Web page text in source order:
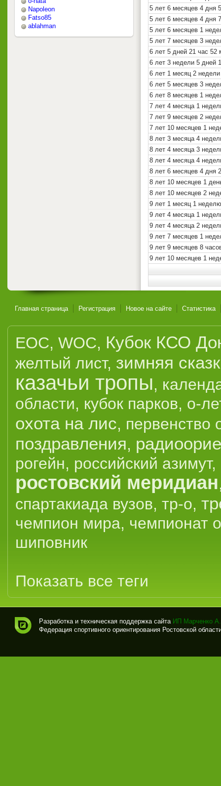
5 лет 6 месяцев 4 дня
5 лет 6 месяцев 4 дня
5 лет 6 месяцев 1
5 лет 7 месяцев 3
6 лет 5 дней 21 час 52
6 лет 3 недели 5 дней
6 лет 1 месяц 2
6 лет 5 месяцев 3
6 лет 8 месяцев 1
7 лет 4 месяца 1
7 лет 9 месяцев 2
7 лет 10 месяцев 1
8 лет 3 месяца 4
8 лет 4 месяца 3
8 лет 4 месяца 4
8 лет 6 месяцев 4 дня
8 лет 10 месяцев 1
8 лет 10 месяцев 2
9 лет 1 месяц 1
9 лет 4 месяца 1
9 лет 4 месяца 2
9 лет 7 месяцев 1
9 лет 9 месяцев 8
9 лет 10 месяцев 1
Napoleon
Fatso85
ablahman
Главная страница Регистрация Новое на сайте Статистика
EOC, WOC, Кубок КСО
желтый лист, зимняя
казачьи тропы,
области, кубок парков, о-
охота на лис, первенство
поздравления,
рогейн, российский азимут,
ростовский меридиан
спартакиада вузов, тр-о,
чемпион мира, чемпионат
шиповник
Показать все теги
вно
Разработка и техническая поддержка сайта ИП Марченко
Федерация спортивного ориентирования Ростовской